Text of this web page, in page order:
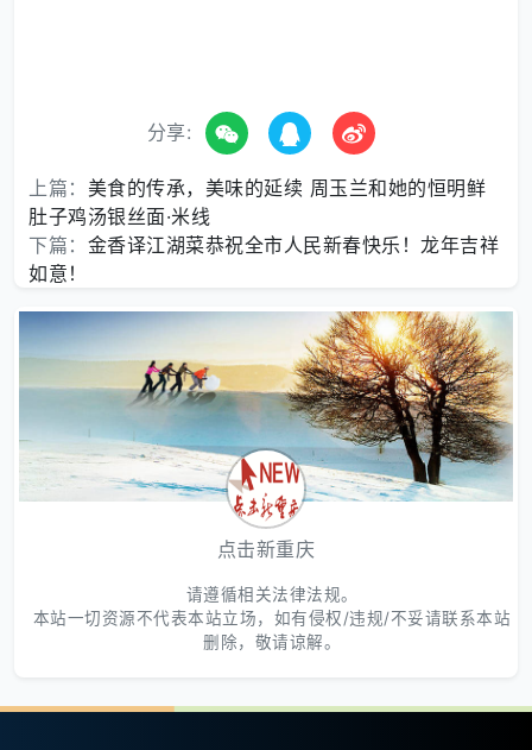
分享:
上篇： 美食的传承，美味的延续 周玉兰和她的恒明鲜
肚子鸡汤银丝面·米线
下篇： 金香译江湖菜恭祝全市人民新春快乐！龙年吉祥
如意！
点击新重庆
请遵循相关法律法规。
本站一切资源不代表本站立场，如有侵权/违规/不妥请联系本站
删除，敬请谅解。